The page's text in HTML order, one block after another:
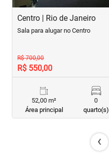
Centro | Rio de Janeiro
Sala para alugar no Centro
R$ 700,00
R$ 550,00
52,00 m²
Área principal
0
quarto(s)
‹